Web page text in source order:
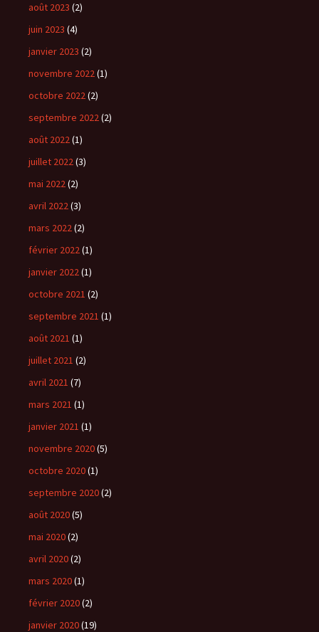
août 2023 (2)
juin 2023 (4)
janvier 2023 (2)
novembre 2022(1)
octobre 2022(2)
septembre 2022(2)
août 2022(1)
juillet 2022(3)
mai 2022(2)
avril 2022(3)
mars 2022(2)
février 2022(1)
janvier 2022(1)
octobre 2021 (2)
septembre 2021 (1)
août 2021 (1)
juillet 2021 (2)
avril 2021 (7)
mars 2021 (1)
janvier 2021 (1)
novembre 2020(5)
octobre 2020(1)
septembre 2020(2)
août 2020(5)
mai 2020(2)
avril 2020(2)
mars 2020(1)
février 2020(2)
janvier 2020(19)